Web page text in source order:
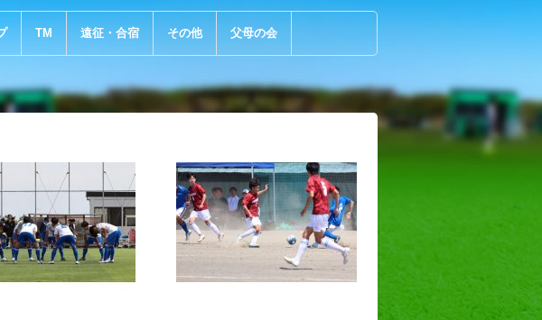
TM 遠征・合宿 その他 父母の会